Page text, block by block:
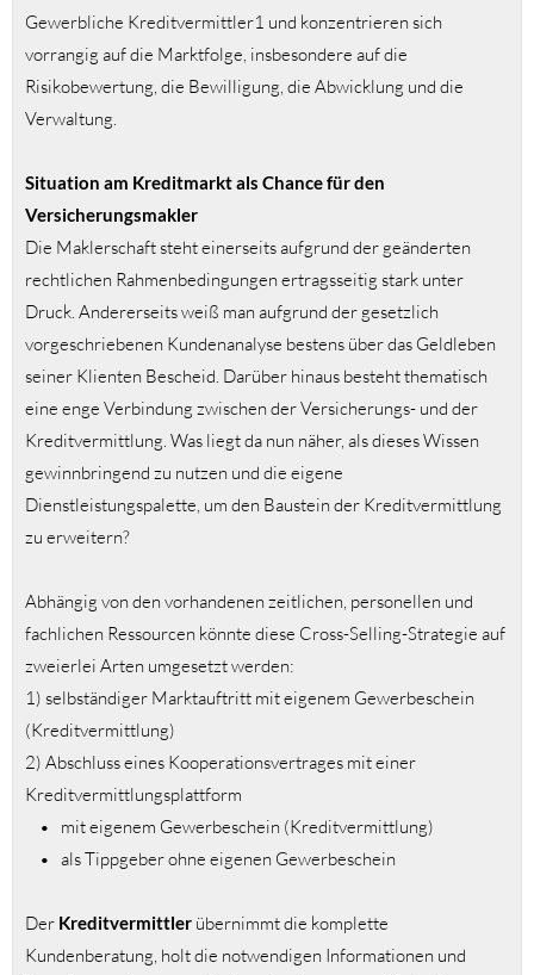
Gewerbliche Kreditvermittler1 und konzentrieren sich
vorrangig auf die Marktfolge, insbesondere auf die
Risikobewertung, die Bewilligung, die Abwicklung und die
Verwaltung.
Situation am Kreditmarkt als Chance für den
Versicherungsmakler
Die Maklerschaft steht einerseits aufgrund der geänderten
rechtlichen Rahmenbedingungen ertragsseitig stark unter
Druck. Andererseits weiß man aufgrund der gesetzlich
vorgeschriebenen Kundenanalyse bestens über das Geldleben
seiner Klienten Bescheid. Darüber hinaus besteht thematisch
eine enge Verbindung zwischen der Versicherungs- und der
Kreditvermittlung. Was liegt da nun näher, als dieses Wissen
gewinnbringend zu nutzen und die eigene
Dienstleistungspalette, um den Baustein der Kreditvermittlung
zu erweitern?
Abhängig von den vorhandenen zeitlichen, personellen und
fachlichen Ressourcen könnte diese Cross-Selling-Strategie auf
zweierlei Arten umgesetzt werden:
1) selbständiger Marktauftritt mit eigenem Gewerbeschein
(Kreditvermittlung)
2) Abschluss eines Kooperationsvertrages mit einer
Kreditvermittlungsplattform
• mit eigenem Gewerbeschein (Kreditvermittlung)
• als Tippgeber ohne eigenen Gewerbeschein
Der Kreditvermittler übernimmt die komplette
Kundenberatung, holt die notwendigen Informationen und